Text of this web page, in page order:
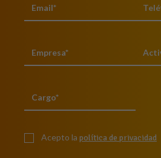
Acepto la política de privacidad